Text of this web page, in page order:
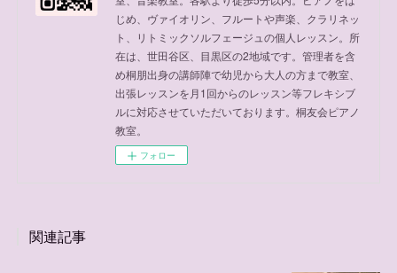
じめ、ヴァイオリン、フルートや声楽、クラリネッ
ト、リトミックソルフェージュの個人レッスン。所
在は、世田谷区、目黒区の2地域です。管理者を含
め桐朋出身の講師陣で幼児から大人の方まで教室、
出張レッスンを月1回からのレッスン等フレキシブ
ルに対応させていただいております。桐友会ピアノ
教室。
フォロー
関連記事